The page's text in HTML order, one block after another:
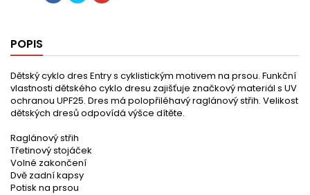
POPIS
Dětský cyklo dres Entry s cyklistickým motivem na prsou. Funkční
vlastnosti dětského cyklo dresu zajišťuje značkový materiál s UV
ochranou UPF25. Dres má polopřiléhavý raglánový střih. Velikost
dětských dresů odpovídá výšce dítěte.
Raglánový střih
Třetinový stojáček
Volné zakončení
Dvě zadní kapsy
Potisk na prsou